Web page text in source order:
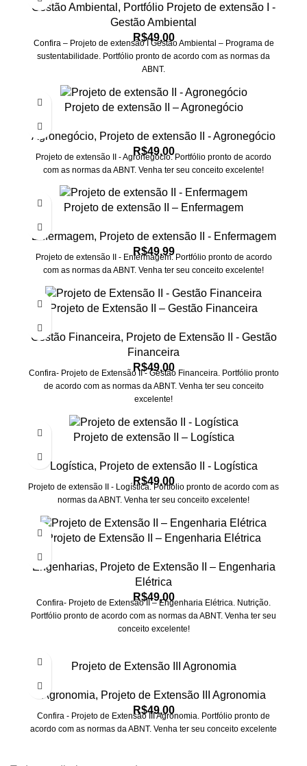
Gestão Ambiental , Portfólio Projeto de extensão I -
Gestão Ambiental
R$49,00
Confira – Projeto de extensão I Gestão Ambiental – Programa de
sustentabilidade. Portfólio pronto de acordo com as normas da
ABNT.
Projeto de extensão II – Agronegócio
Agronegócio, Projeto de extensão II - Agronegócio
R$49,00
Projeto de extensão II - Agronegócio. Portfólio pronto de acordo
com as normas da ABNT. Venha ter seu conceito excelente!
Projeto de extensão II – Enfermagem
Enfermagem, Projeto de extensão II - Enfermagem
R$49,99
Projeto de extensão II - Enfermagem. Portfólio pronto de acordo
com as normas da ABNT. Venha ter seu conceito excelente!
Projeto de Extensão II – Gestão Financeira
Gestão Financeira, Projeto de Extensão II - Gestão
Financeira
R$49,00
Confira- Projeto de Extensão II - Gestão Financeira. Portfólio pronto
de acordo com as normas da ABNT. Venha ter seu conceito
excelente!
Projeto de extensão II – Logística
Logística, Projeto de extensão II - Logística
R$49,00
Projeto de extensão II - Logística. Portfólio pronto de acordo com as
normas da ABNT. Venha ter seu conceito excelente!
Projeto de Extensão II – Engenharia Elétrica
Engenharias, Projeto de Extensão II – Engenharia
Elétrica
R$49,00
Confira- Projeto de Extensão II – Engenharia Elétrica. Nutrição.
Portfólio pronto de acordo com as normas da ABNT. Venha ter seu
conceito excelente!
Projeto de Extensão III Agronomia
Agronomia, Projeto de Extensão III Agronomia
R$49,00
Confira - Projeto de Extensão III Agronomia. Portfólio pronto de
acordo com as normas da ABNT. Venha ter seu conceito excelente